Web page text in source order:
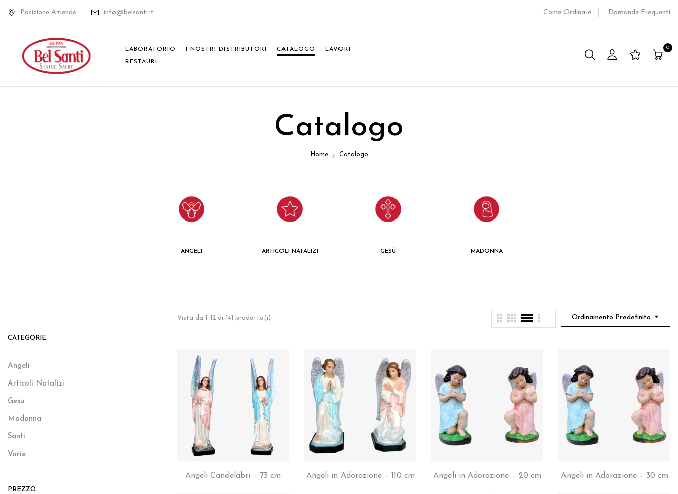
Posizione Azienda info@belsanti.it Come Ordinare Domande Frequenti
LABORATORIO I NOSTRI DISTRIBUTORI CATALOGO
LAVORI
RESTAURI
0
Catalogo
Home Catalogo
ANGELI ARTICOLI NATALIZI GESÙ MADONNA
CATEGORIE
Angeli
Articoli Natalizi
Gesù
Madonna
Santi
Varie
PREZZO
Ordinamento Predefinito
Vista da 1–12 di 141 prodotto(i)
Angeli Candelabri – 73 cm Angeli in Adorazione – 110 cm Angeli in Adorazione – 20 cm Angeli in Adorazione – 30 cm